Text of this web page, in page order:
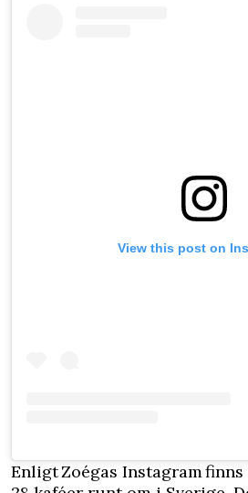
View this post on
Enligt Zoégas Instagram